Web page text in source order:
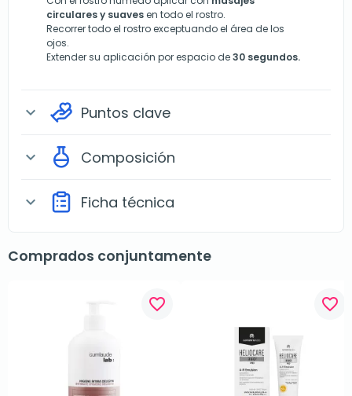
circulares y suavesen todo el rostro.
Recorrer todo el rostro exceptuando el área de los
ojos.
Extender su aplicación por espacio de30 segundos.
expand_more Puntos clave
expand_more Composición
expand_more Ficha técnica
Comprados conjuntamente
favorite_border favorite_border